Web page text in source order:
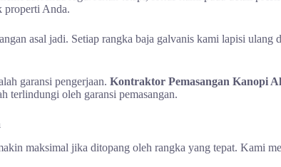
properti Anda.
asal jadi. Setiap rangka baja galvanis kami lapisi
garansi pengerjaan. Kontraktor Pemasangan Kanopi
terlindungi oleh garansi pemasangan.
maksimal jika ditopang oleh rangka yang tepat. Kami